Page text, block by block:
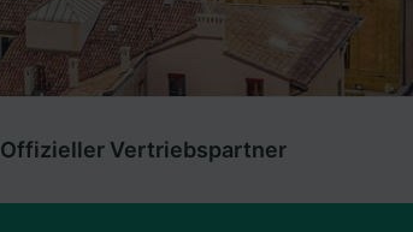
Offizieller Vertriebspartner